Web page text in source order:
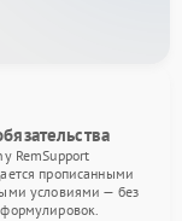
RemSupport
прописанными
условиями — без